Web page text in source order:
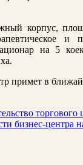
корпус,
и
на 5
примет в
торгового
бизнес-центра